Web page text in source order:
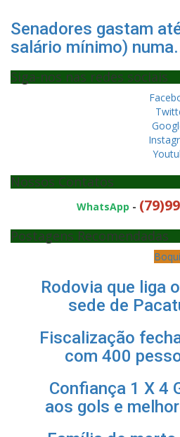
Senadores gastam
salário mínimo)
Siga-nos nas redes sociais
Nossos Contatos
WhatsApp -
Postagens Recomendadas
Rodovia que liga
sede de
Fiscalização
com 400
Confiança 1 X 4
aos gols e